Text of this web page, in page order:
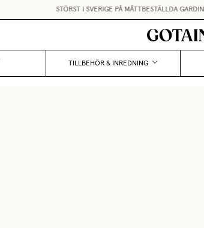
STÖRST I SVERIGE PÅ MÅTTBESTÄLLDA GARDINER
TILLBEHÖR & INREDNING